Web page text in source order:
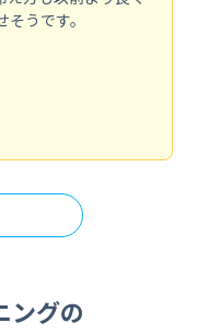
うです。
ングの